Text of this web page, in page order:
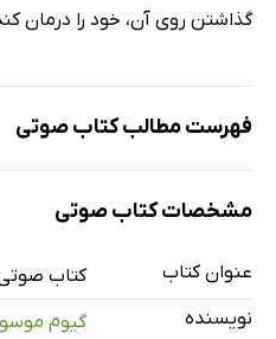
گذاشتن روی آن، خود را درمان
فهرست مطالب کتاب صوتی
نمونه
نویسنده‌ای که دیگر نمی‌نویسد
فصل اول: اولین ویژگی یک
مشخصات کتاب صوتی
عنوان کتاب
کتاب
نویسنده
گیوم موسو